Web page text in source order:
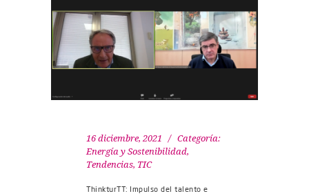
16 diciembre, 2021
Categoría:
Energía y Sostenibilidad,
Tendencias, TIC
ThinkturTT: Impulso del talento e